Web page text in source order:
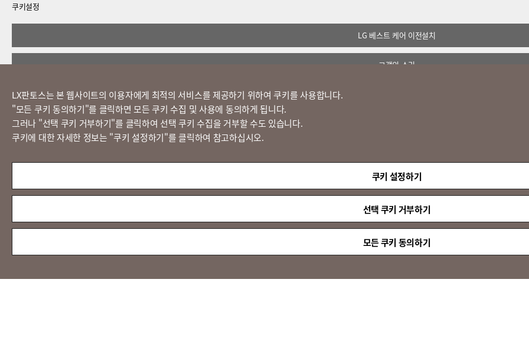
쿠키설정
LG 베스트 케어 이전설치
고객의 소리
대표전화 :02-3771-2114
© LX Pantos Co., Ltd. All rights reserved.
LX판토스는 본 웹사이트의 이용자에게 최적의 서비스를 제공하기 위하여 쿠키를 사용합니다.
​"모든 쿠키 동의하기"를 클릭하면 모든 쿠키 수집 및 사용에 동의하게 됩니다.
그러나 "선택 쿠키 거부하기"를 클릭하여 선택 쿠키 수집을 거부할 수도 있습니다.
쿠키에 대한 자세한 정보는 "쿠키 설정하기"를 클릭하여 참고하십시오.
쿠키 설정하기
선택 쿠키 거부하기
모든 쿠키 동의하기